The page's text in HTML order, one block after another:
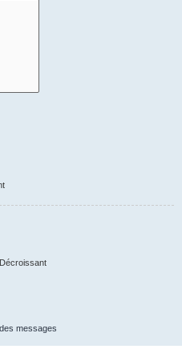
Décroissant
messages